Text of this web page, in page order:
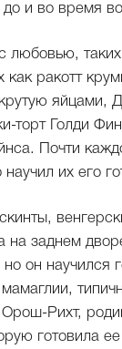
до и во время
любовью,
ракотт
яйцами,
торт Голди
Почти
их его
на заднем
но он
Рихт,
готовила